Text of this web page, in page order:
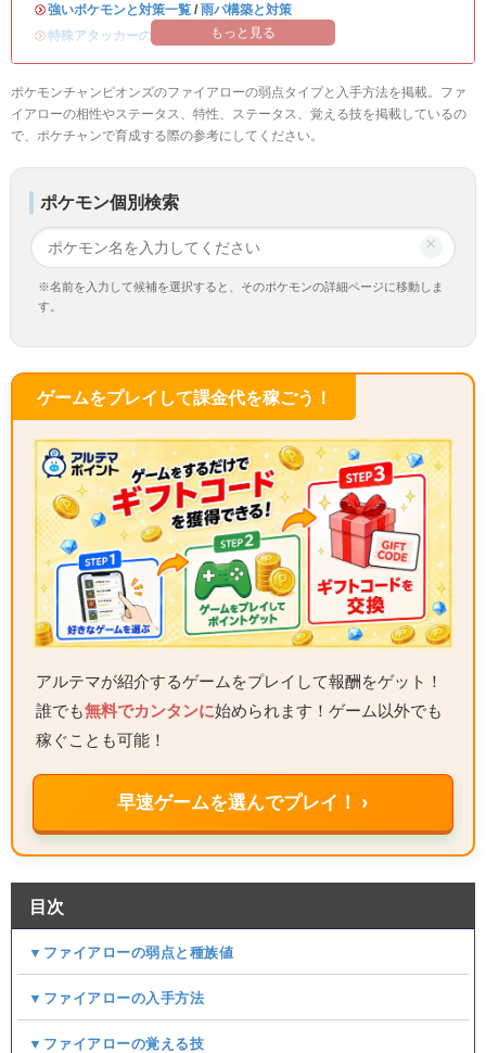
・強いポケモンと対策一覧 / 雨パ構築と対策
・特殊アタッカーのおすすめランキング
もっと見る
ポケモンチャンピオンズのファイアローの弱点タイプと入手方法を掲載。ファ
イアローの相性やステータス、特性、ステータス、覚える技を掲載しているの
で、ポケチャンで育成する際の参考にしてください。
ポケモン個別検索
×
※名前を入力して候補を選択すると、そのポケモンの詳細ページに移動しま
す。
ゲームをプレイして課金代を稼ごう！
アルテマが紹介するゲームをプレイして報酬をゲット！
誰でも無料でカンタンに始められます！ゲーム以外でも
稼ぐことも可能！
早速ゲームを選んでプレイ！ ›
目次
▼ファイアローの弱点と種族値
▼ファイアローの入手方法
▼ファイアローの覚える技